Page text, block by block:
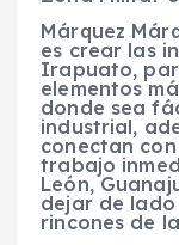
Márquez
es crear las
Irapuato,
elementos
donde sea
industrial,
conectan
trabajo
León,
dejar de
rincones de